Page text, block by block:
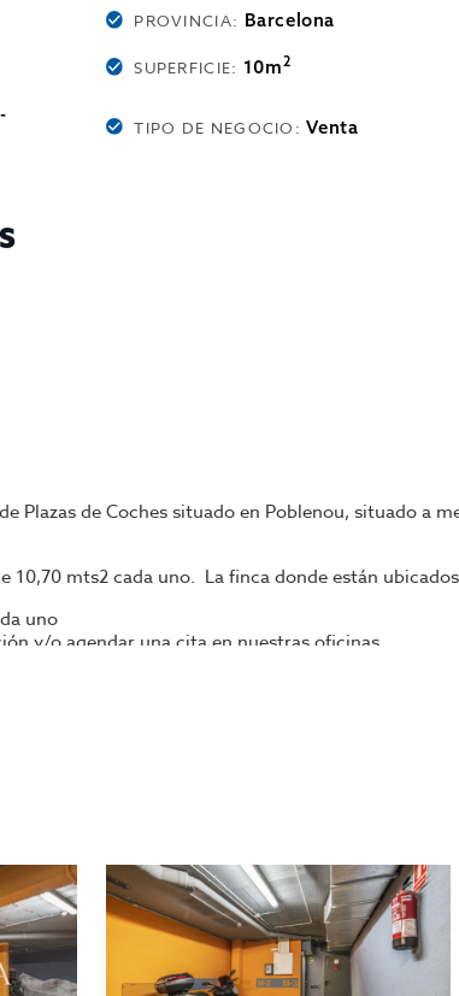
PROVINCIA: Barcelona
SUPERFICIE: 10m2
TIPO DE NEGOCIO:Venta
Plazas de Coches situado en Poblenou, situado a
10,70 mts2 cada uno. La finca donde están
uno
y/o agendar una cita en nuestras oficinas.
de hotelería, póngase en contacto con